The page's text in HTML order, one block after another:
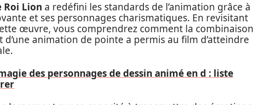
Roi Lion a redéfini les standards de l’animation grâce à
et ses personnages charismatiques. En revisitant
œuvre, vous comprendrez comment la combinaison
animation de pointe a permis au film d’atteindre
des personnages de dessin animé en d : liste